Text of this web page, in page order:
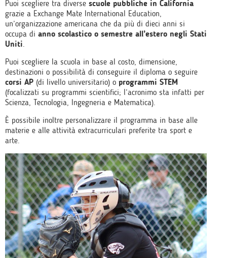
Puoi scegliere tra diverse scuole pubbliche in California
grazie a Exchange Mate International Education,
un’organizzazione americana che da più di dieci anni si
occupa di anno scolastico o semestre all’estero negli Stati
Uniti
Puoi scegliere la scuola in base al costo, dimensione,
destinazioni o possibilità di conseguire il diploma o seguire
corsi AP (di livello universitario) o programmi STEM
(focalizzati su programmi scientifici; l’acronimo sta infatti per
Scienza, Tecnologia, Ingegneria e Matematica).
È possibile inoltre personalizzare il programma in base alle
materie e alle attività extracurriculari preferite tra sport e
arte.